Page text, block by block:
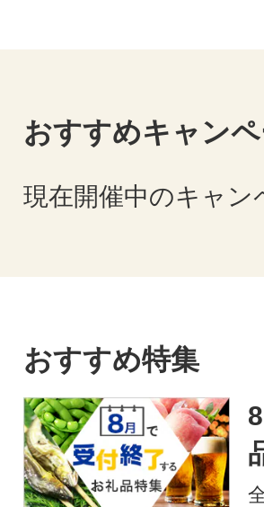
おすすめキャン
現在開催中のキャ
おすすめ特集